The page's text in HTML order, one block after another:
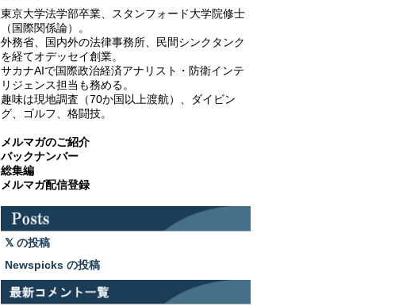
東京大学法学部卒業、スタンフォード大学院修士
（国際関係論）。
外務省、国内外の法律事務所、民間シンクタンク
を経てオデッセイ創業。
サカナAIで国際政治経済アナリスト・防衛インテ
リジェンス担当も務める。
趣味は現地調査（70か国以上渡航）、ダイビン
グ、ゴルフ、格闘技。
メルマガのご紹介
バックナンバー
総集編
メルマガ配信登録
の投稿
Newspicks の投稿